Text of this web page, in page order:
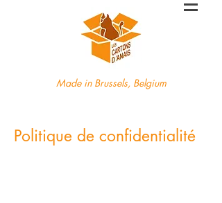
Made in Brussels, Belgium
Politique de confidentialité